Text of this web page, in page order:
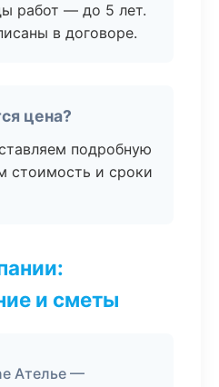
работ — до 5 лет.
в договоре.
цена?
подробную
стоимость и сроки
и сметы
Ателье —